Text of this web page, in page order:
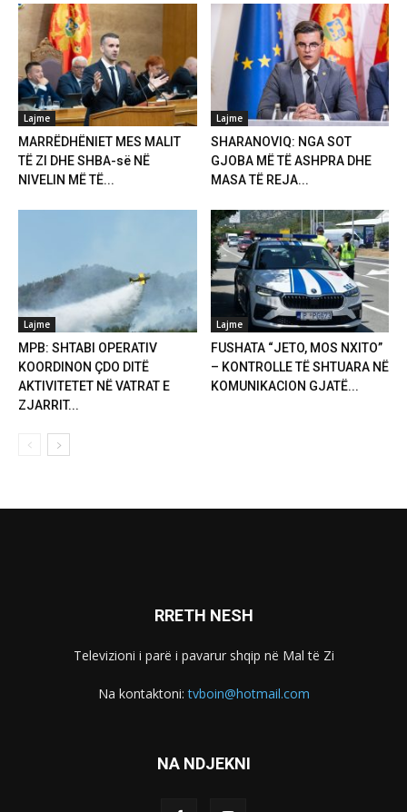
Lajme
MARRËDHËNIET MES MALIT
TË ZI DHE SHBA-së NË
NIVELIN MË TË...
Lajme
SHARANOVIQ: NGA SOT
GJOBA MË TË ASHPRA DHE
MASA TË REJA...
Lajme
MPB: SHTABI OPERATIV
KOORDINON ÇDO DITË
AKTIVITETET NË VATRAT E
ZJARRIT...
Lajme
FUSHATA “JETO, MOS NXITO”
– KONTROLLE TË SHTUARA NË
KOMUNIKACION GJATË...
RRETH NESH
Televizioni i parë i pavarur shqip në Mal të Zi
Na kontaktoni:tvboin@hotmail.com
NA NDJEKNI